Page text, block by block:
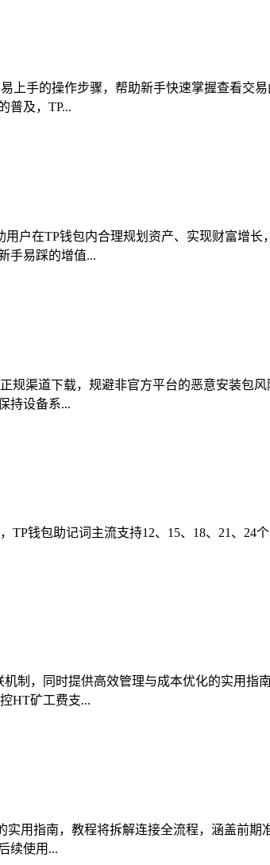
手的操作步骤，帮助新手快速掌握查看交
普及，TP...
户在TP钱包内合理规划资产、实现财富增
手易踩的增值...
规渠道下载，规避非官方平台的恶意安装包
持设备系...
钱包助记词主流支持12、15、18、21、24
制，同时提供高效管理与成本优化的实用指
HT矿工费支...
用指南，教程将拆解连接全流程，涵盖前
续使用...